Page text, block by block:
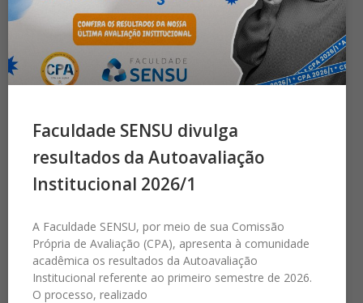
Faculdade SENSU divulga
resultados da Autoavaliação
Institucional 2026/1
A Faculdade SENSU, por meio de sua Comissão
Própria de Avaliação (CPA), apresenta à comunidade
acadêmica os resultados da Autoavaliação
Institucional referente ao primeiro semestre de 2026.
O processo, realizado